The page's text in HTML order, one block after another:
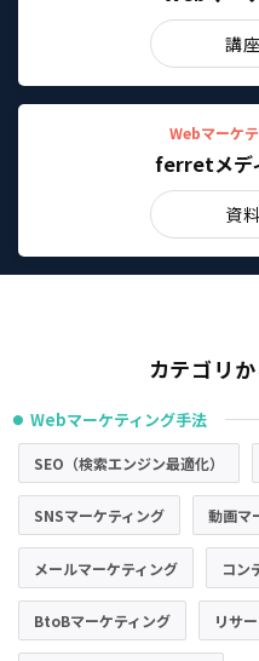
講
Webマーケ
ferretメデ
資
カテゴリ
● Webマーケティング手法
SEO（検索エンジン最適化）
SNSマーケティング 動画マ
メールマーケティング コン
BtoBマーケティング リサ